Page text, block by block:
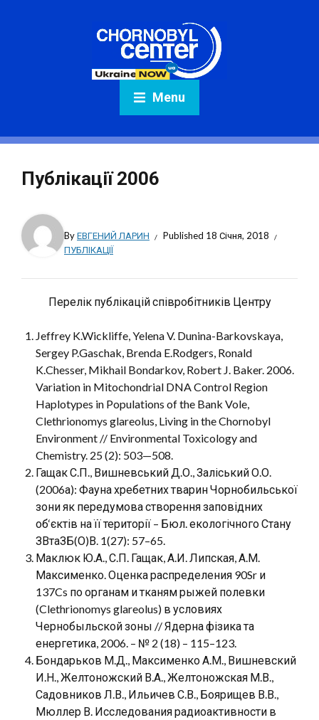
Menu
Публікації 2006
ByЕВГЕНИЙ ЛАРИН Published 18 Січня, 2018
ПУБЛІКАЦІЇ
Перелік публікацій співробітників Центру
Jeffrey K.Wickliffe, Yelena V. Dunina-Barkovskaya,
Sergey P.Gaschak, Brenda E.Rodgers, Ronald
K.Chesser, Mikhail Bondarkov, Robert J. Baker. 2006.
Variation in Mitochondrial DNA Control Region
Haplotypes in Populations of the Bank Vole,
Clethrionomys glareolus, Living in the Chornobyl
Environment // Environmental Toxicology and
Chemistry. 25 (2): 503—508.
Гащак С.П., Вишневський Д.О., Заліський О.О.
(2006а): Фауна хребетних тварин Чорнобильської
зони як передумова створення заповідних
об‘єктів на її території – Бюл. екологічного Стану
ЗВтаЗБ(О)В. 1(27): 57–65.
Маклюк Ю.А., С.П. Гащак, А.И. Липская, А.М.
Максименко. Оценка распределения 90Sr и
137Cs по органам и тканям рыжей полевки
(Clethrionomys glareolus) в условиях
Чернобыльской зоны // Ядерна фізика та
енергетика, 2006. – № 2 (18) – 115–123.
Бондарьков М.Д., Максименко А.М., Вишневский
И.Н., Желтоножский В.А., Желтоножская М.В.,
Садовников Л.В., Ильичев С.В., Боярищев В.В.,
Мюллер В. Исследования радиоактивности в